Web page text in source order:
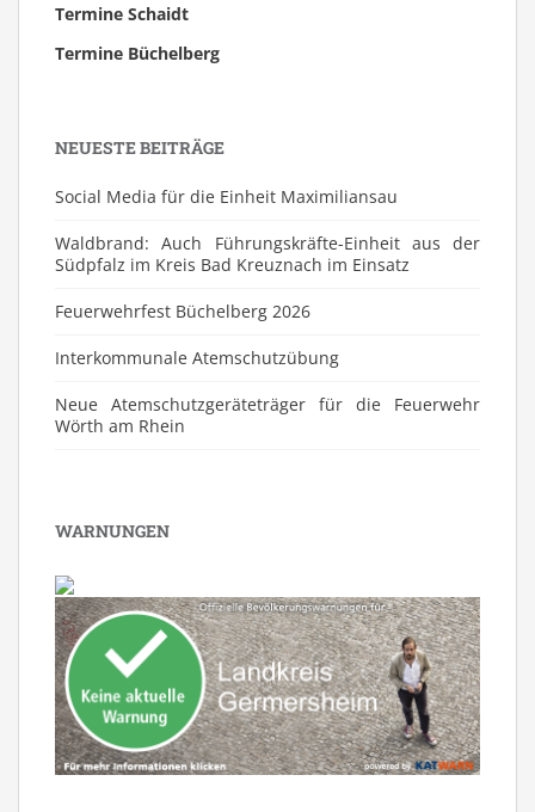
Termine Schaidt
Termine Büchelberg
NEUESTE BEITRÄGE
Social Media für die Einheit Maximiliansau
Waldbrand: Auch Führungskräfte-Einheit aus der
Südpfalz im Kreis Bad Kreuznach im Einsatz
Feuerwehrfest Büchelberg 2026
⁠Interkommunale Atemschutzübung
Neue Atemschutzgeräteträger für die Feuerwehr
Wörth am Rhein
WARNUNGEN